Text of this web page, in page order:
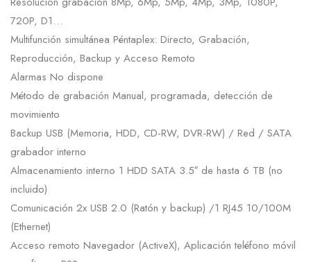
720P, D1…
Multifunción simultánea Péntaplex: Directo, Grabación,
Reproducción, Backup y Acceso Remoto
Alarmas No dispone
Método de grabación Manual, programada, detección de
movimiento
Backup USB (Memoria, HDD, CD-RW, DVR-RW) / Red / SATA
grabador interno
Almacenamiento interno 1 HDD SATA 3.5″ de hasta 6 TB (no
incluido)
Comunicación 2x USB 2.0 (Ratón y backup) /1 RJ45 10/100M
(Ethernet)
Acceso remoto Navegador (ActiveX), Aplicación teléfono móvil